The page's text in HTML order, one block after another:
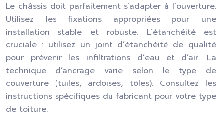
Le châssis doit parfaitement s’adapter à l’ouverture.
Utilisez les fixations appropriées pour une
installation stable et robuste. L’étanchéité est
cruciale : utilisez un joint d’étanchéité de qualité
pour prévenir les infiltrations d’eau et d’air. La
technique d’ancrage varie selon le type de
couverture (tuiles, ardoises, tôles). Consultez les
instructions spécifiques du fabricant pour votre type
de toiture.